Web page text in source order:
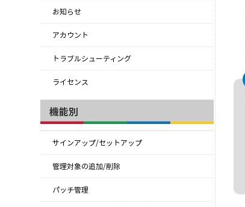
お知らせ
アカウント
トラブルシューティング
ライセンス
機能別
サインアップ/セットアップ
管理対象の追加/削除
パッチ管理